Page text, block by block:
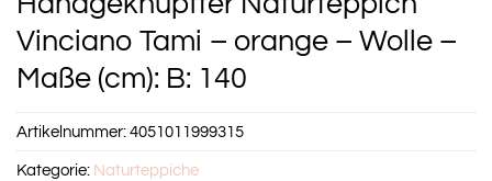
Vinciano Tami – orange – Wolle –
Maße (cm): B: 140
Artikelnummer:4051011999315
Kategorie: Naturteppiche